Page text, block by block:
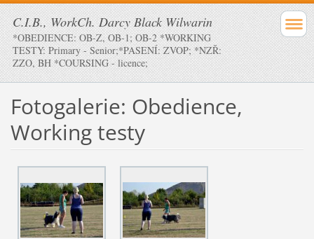
C.I.B., WorkCh. Darcy Black Wilwarin
*OBEDIENCE: OB-Z, OB-1; OB-2 *WORKING
TESTY: Primary - Senior;*PASENÍ: ZVOP; *NZŘ:
ZZO, BH *COURSING - licence;
Fotogalerie: Obedience,
Working testy